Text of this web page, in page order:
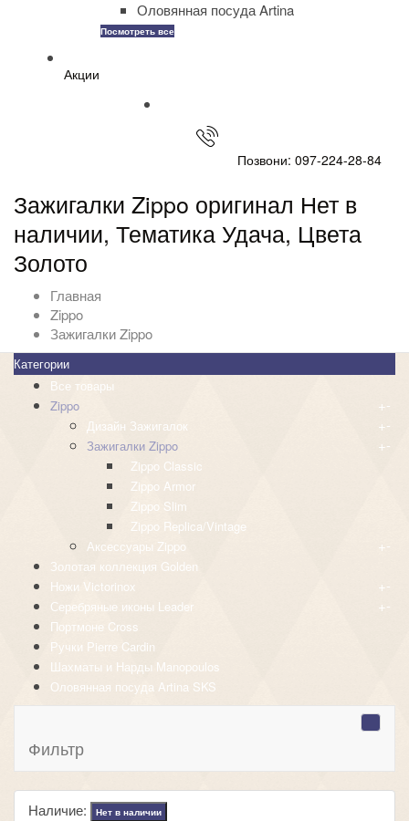
Оловянная посуда Artina
Посмотреть все
Акции
Позвони: 097-224-28-84
Зажигалки Zippo оригинал Нет в
наличии, Тематика Удача, Цвета
Золото
Главная
Zippo
Зажигалки Zippo
Категории
Все товары
Zippo
+-
Дизайн Зажигалок +-
Зажигалки Zippo +-
Zippo Classic
Zippo Armor
Zippo Slim
Zippo Replica/Vintage
Аксессуары Zippo
+-
Золотая коллекция Golden
Ножи Victorinox
+-
Серебряные иконы Leader +-
Портмоне Cross
Ручки Pierre Cardin
Шахматы и Нарды Manopoulos
Оловянная посуда Artina SKS
Фильтр
Наличие: Нет в наличии